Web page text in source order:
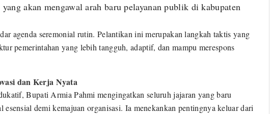
akan mengawal arah baru pelayanan publik di kabupaten
agenda seremonial rutin. Pelantikan ini merupakan langkah taktis yang
pemerintahan yang lebih tangguh, adaptif, dan mampu merespons
dan Kerja Nyata
Bupati Armia Pahmi mengingatkan seluruh jajaran yang baru
demi kemajuan organisasi. Ia menekankan pentingnya keluar dari